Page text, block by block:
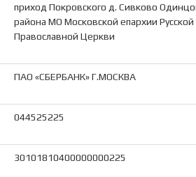
приход Покровского д. Сивково
района МО Московской епархии Русской
Православной Церкви
ПАО «СБЕРБАНК» Г.МОСКВА
044525225
30101810400000000225